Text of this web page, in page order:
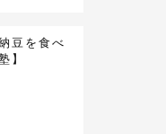
豆を食べ
】